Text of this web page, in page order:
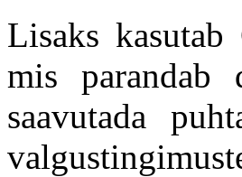
Lisaks
mis parandab
saavutada